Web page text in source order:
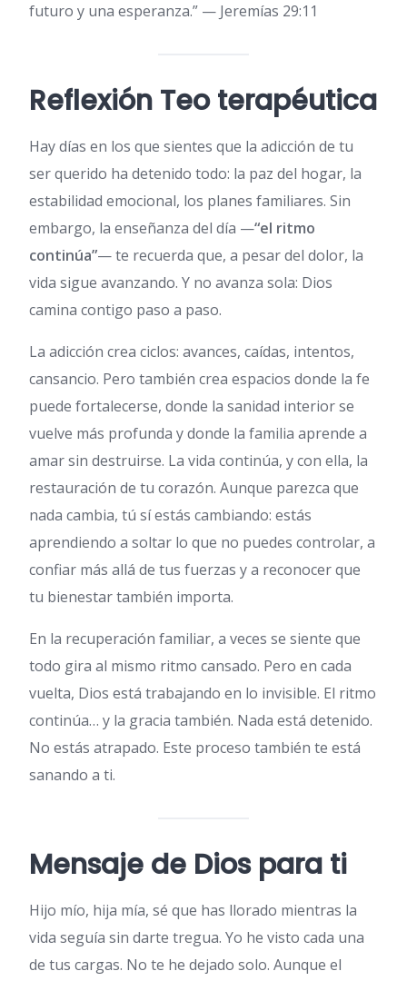
futuro y una esperanza.” — Jeremías 29:11
Reflexión Teo terapéutica
Hay días en los que sientes que la adicción de tu
ser querido ha detenido todo: la paz del hogar, la
estabilidad emocional, los planes familiares. Sin
embargo, la enseñanza del día —“el ritmo
continúa”— te recuerda que, a pesar del dolor, la
vida sigue avanzando. Y no avanza sola: Dios
camina contigo paso a paso.
La adicción crea ciclos: avances, caídas, intentos,
cansancio. Pero también crea espacios donde la fe
puede fortalecerse, donde la sanidad interior se
vuelve más profunda y donde la familia aprende a
amar sin destruirse. La vida continúa, y con ella, la
restauración de tu corazón. Aunque parezca que
nada cambia, tú sí estás cambiando: estás
aprendiendo a soltar lo que no puedes controlar, a
confiar más allá de tus fuerzas y a reconocer que
tu bienestar también importa.
En la recuperación familiar, a veces se siente que
todo gira al mismo ritmo cansado. Pero en cada
vuelta, Dios está trabajando en lo invisible. El ritmo
continúa… y la gracia también. Nada está detenido.
No estás atrapado. Este proceso también te está
sanando a ti.
Mensaje de Dios para ti
Hijo mío, hija mía, sé que has llorado mientras la
vida seguía sin darte tregua. Yo he visto cada una
de tus cargas. No te he dejado solo. Aunque el